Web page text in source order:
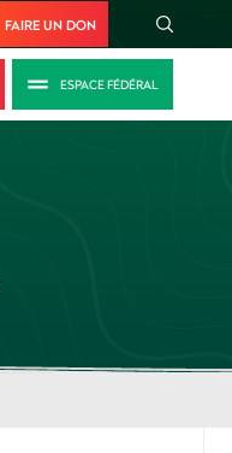
FAIRE UN DON
ESPACE FÉDÉRAL